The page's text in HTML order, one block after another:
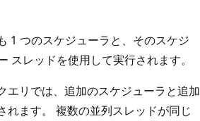
1 つのスケジューラと、そのスケジ
スレッドを使用して実行されます。
エリでは、追加のスケジューラと追加
れます。 複数の並列スレッドが同じ